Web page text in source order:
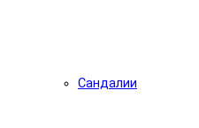
Сандалии